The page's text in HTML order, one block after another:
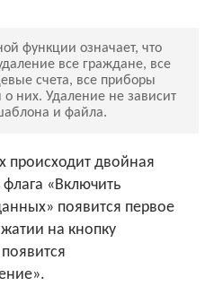
функции означает, что
все граждане, все
счета, все приборы
них. Удаление не зависит
и файла.
происходит двойная
«Включить
появится первое
на кнопку